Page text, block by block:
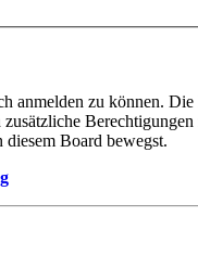
anmelden zu können.
Board bewegst.